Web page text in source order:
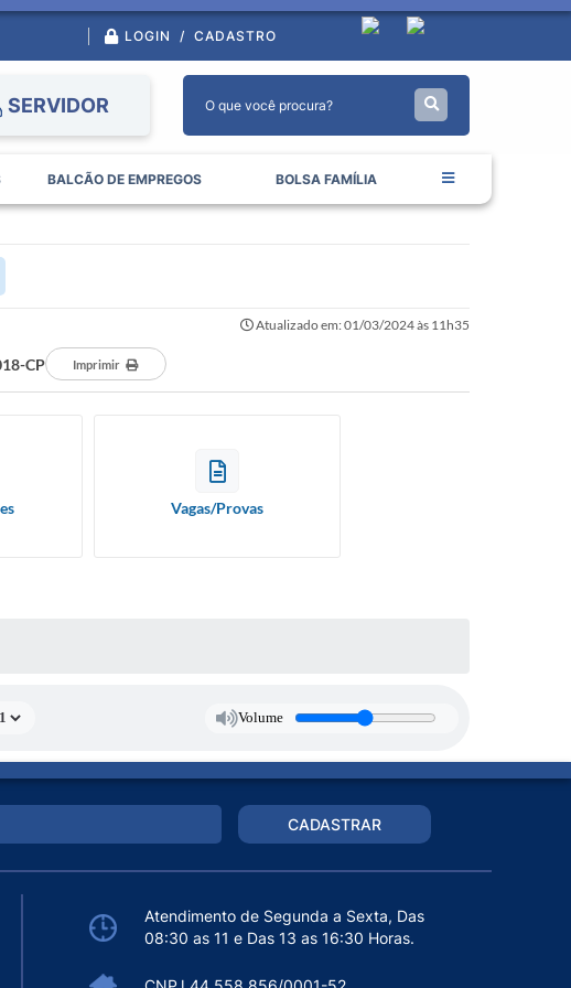
LOGIN / CADASTRO
SERVIDOR
BALCÃO DE EMPREGOS BOLSA FAMÍLIA
Atualizado em: 01/03/2024 às 11h35
CP Imprimir
Vagas/Provas
Volume
CADASTRAR
Atendimento de Segunda a Sexta, Das
08:30 as 11 e Das 13 as 16:30 Horas.